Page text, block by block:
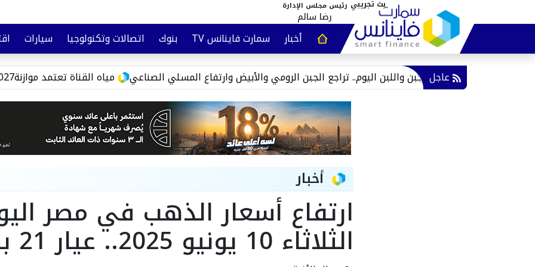
رئيس مجلس الإدارة
رضا سالم
أخبار
سمارت فاينانس TV بنوك اتصالات وتكنولوجيا سيارات
عقارات وتأمين
وعي مالي عاجل مياه القناة تعتمد موازنة2026/2027..خطة تطوير لرفع كفاءة خدمات الشرب والصرف بمحافظات القناة أسعار الجبن واللبن اليوم.. تراجع الجبن الرومي والأبيض وارتفاع المسلي الصناعي
أخبار
ارتفاع أسعار الذهب في مصر
الثلاثاء 10 يونيو 2025.. عيار 21 بكام؟